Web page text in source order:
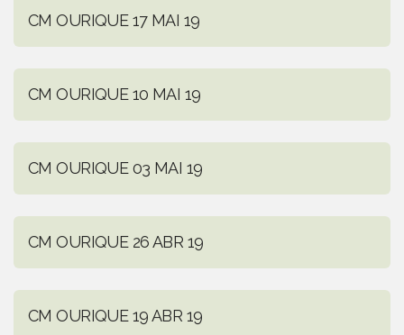
CM OURIQUE 17 MAI 19
CM OURIQUE 10 MAI 19
CM OURIQUE 03 MAI 19
CM OURIQUE 26 ABR 19
CM OURIQUE 19 ABR 19